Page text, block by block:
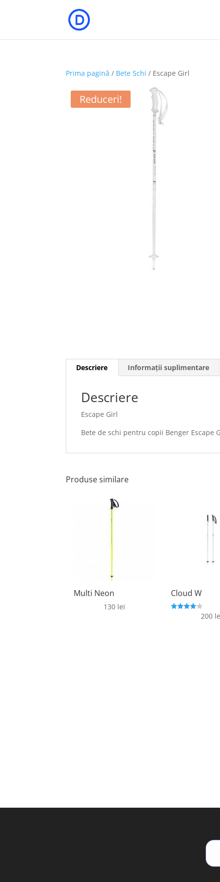
Prima pagină / Bete Schi / Escape Girl
Reduceri!
Descriere Informații suplimentare
Descriere
Escape Girl
Bete de schi pentru copii Benger Escape
Produse similare
Multi Neon
130 lei
Cloud W
200